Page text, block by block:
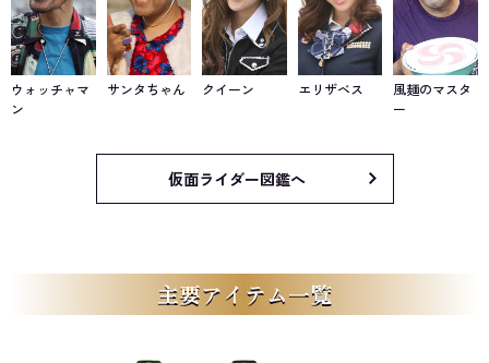
ウォッチャマ
ン
サンタちゃん クイーン エリザベス
風麺のマスタ
ー
仮面ライダー図鑑へ
主要アイテム一覧